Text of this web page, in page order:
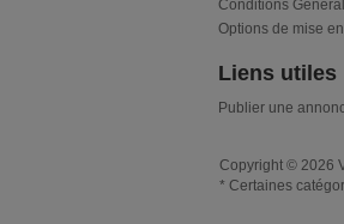
Conditions
Options de mise
Liens utiles
Publier une
Copyright © 2026
* Certaines